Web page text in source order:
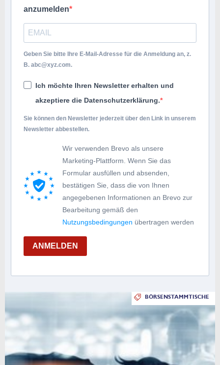
anzumelden
Geben Sie bitte Ihre E-Mail-Adresse für die Anmeldung an, z.
B. abc@xyz.com.
Ich möchte Ihren Newsletter erhalten und
akzeptiere die Datenschutzerklärung.
Sie können den Newsletter jederzeit über den Link in unserem
Newsletter abbestellen.
Wir verwenden Brevo als unsere
Marketing-Plattform. Wenn Sie das
Formular ausfüllen und absenden,
bestätigen Sie, dass die von Ihnen
angegebenen Informationen an Brevo zur
Bearbeitung gemäß den
Nutzungsbedingungen übertragen werden
ANMELDEN
BÖRSENSTAMMTISCHE